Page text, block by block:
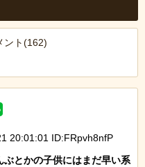
ント(162)
20:01:01 ID:FRpvh8nfP
とかの子供にはまだ早い系